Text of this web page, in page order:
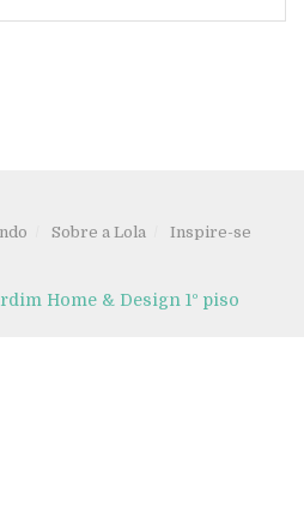
Sobre a Lola Inspire-se
Home & Design 1º piso